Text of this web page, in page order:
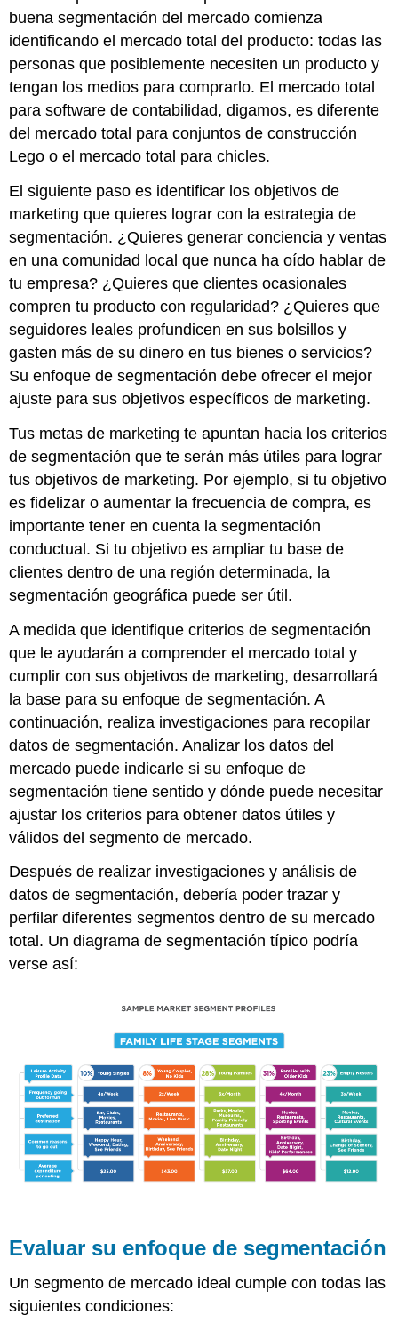
buena segmentación del mercado comienza
identificando el mercado total del producto: todas las
personas que posiblemente necesiten un producto y
tengan los medios para comprarlo. El mercado total
para software de contabilidad, digamos, es diferente
del mercado total para conjuntos de construcción
Lego o el mercado total para chicles.
El siguiente paso es identificar los objetivos de
marketing que quieres lograr con la estrategia de
segmentación. ¿Quieres generar conciencia y ventas
en una comunidad local que nunca ha oído hablar de
tu empresa? ¿Quieres que clientes ocasionales
compren tu producto con regularidad? ¿Quieres que
seguidores leales profundicen en sus bolsillos y
gasten más de su dinero en tus bienes o servicios?
Su enfoque de segmentación debe ofrecer el mejor
ajuste para sus objetivos específicos de marketing.
Tus metas de marketing te apuntan hacia los criterios
de segmentación que te serán más útiles para lograr
tus objetivos de marketing. Por ejemplo, si tu objetivo
es fidelizar o aumentar la frecuencia de compra, es
importante tener en cuenta la segmentación
conductual. Si tu objetivo es ampliar tu base de
clientes dentro de una región determinada, la
segmentación geográfica puede ser útil.
A medida que identifique criterios de segmentación
que le ayudarán a comprender el mercado total y
cumplir con sus objetivos de marketing, desarrollará
la base para su enfoque de segmentación. A
continuación, realiza investigaciones para recopilar
datos de segmentación. Analizar los datos del
mercado puede indicarle si su enfoque de
segmentación tiene sentido y dónde puede necesitar
ajustar los criterios para obtener datos útiles y
válidos del segmento de mercado.
Después de realizar investigaciones y análisis de
datos de segmentación, debería poder trazar y
perfilar diferentes segmentos dentro de su mercado
total. Un diagrama de segmentación típico podría
verse así:
Evaluar su enfoque de segmentación
Un segmento de mercado ideal cumple con todas las
siguientes condiciones: